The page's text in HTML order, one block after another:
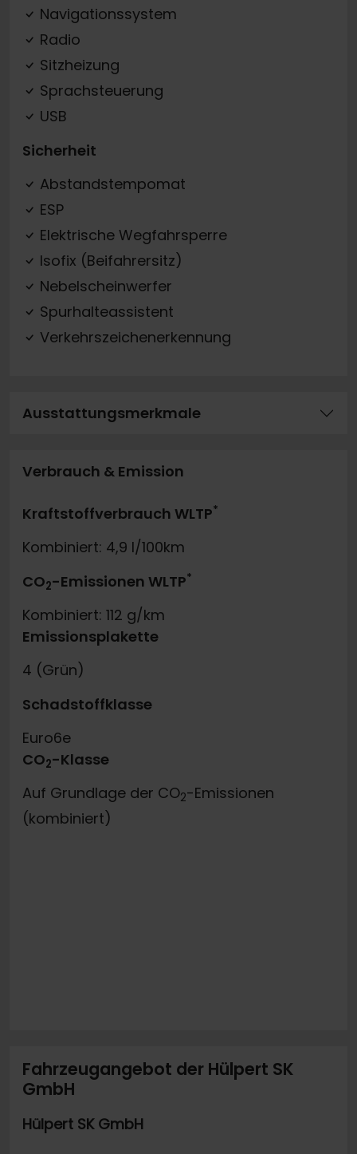
Navigationssystem
Radio
Sitzheizung
Sprachsteuerung
USB
Sicherheit
Abstandstempomat
ESP
Elektrische Wegfahrsperre
Isofix (Beifahrersitz)
Nebelscheinwerfer
Spurhalteassistent
Verkehrszeichenerkennung
Ausstattungsmerkmale
Verbrauch & Emission
Kraftstoffverbrauch WLTP*
Kombiniert: 4,9 l/100km
CO2-Emissionen WLTP*
Kombiniert: 112 g/km
Emissionsplakette
4 (Grün)
Schadstoffklasse
Euro6e
CO2-Klasse
Auf Grundlage der CO2-Emissionen
(kombiniert)
Fahrzeugangebot der Hülpert SK
GmbH
Hülpert SK GmbH